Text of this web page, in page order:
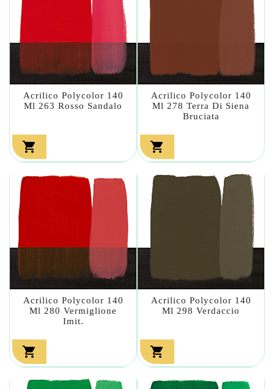
Acrilico Polycolor 140
Ml 263 Rosso Sandalo

Acrilico Polycolor 140
Ml 278 Terra Di Siena
Bruciata

Acrilico Polycolor 140
Ml 280 Vermiglione
Imit.

Acrilico Polycolor 140
Ml 298 Verdaccio
